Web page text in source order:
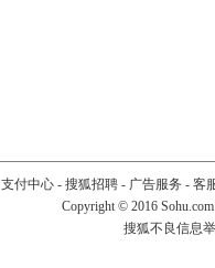
支付中心- 搜狐招聘- 广告服务 - 客
Copyright © 2016
搜狐不良信息